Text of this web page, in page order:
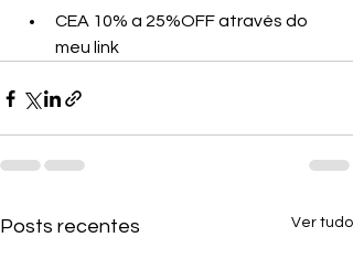
CEA 10% a 25%OFF através do
meu link
Posts recentes Ver tudo